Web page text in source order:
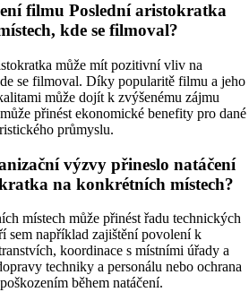
filmu Poslední aristokratka
kde se filmoval?
může mít pozitivní vliv na
se filmoval. Díky popularitě filmu a jeho
může dojít k zvýšenému zájmu
přinést ekonomické benefity pro dané
průmyslu.
výzvy přineslo natáčení
na konkrétních místech?
místech může přinést řadu technických
sem například zajištění povolení k
koordinace s místními úřady a
techniky a personálu nebo ochrana
během natáčení.